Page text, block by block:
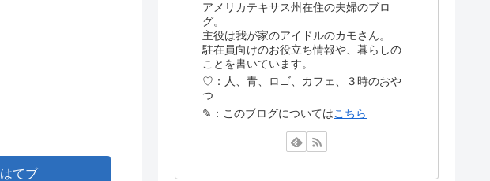
はてブ
アメリカテキサス州在住の夫婦のブロ
グ。
主役は我が家のアイドルのカモさん。
駐在員向けのお役立ち情報や、暮らしの
ことを書いています。
♡：人、青、ロゴ、カフェ、３時のおや
つ
✎：このブログについてはこちら